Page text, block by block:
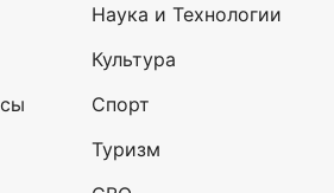
Наука и Технологии
Культура
Спорт
Туризм